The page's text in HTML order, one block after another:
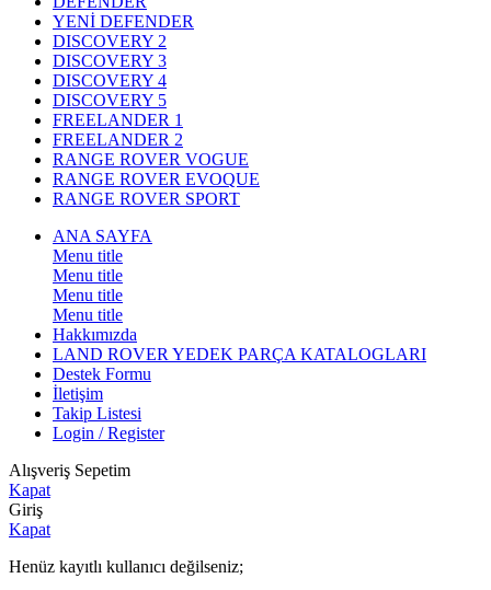
YENİ DEFENDER
DISCOVERY 2
DISCOVERY 3
DISCOVERY 4
DISCOVERY 5
FREELANDER 1
FREELANDER 2
RANGE ROVER VOGUE
RANGE ROVER EVOQUE
RANGE ROVER SPORT
ANA SAYFA
Menu title
Menu title
Menu title
Menu title
Hakkımızda
LAND ROVER YEDEK PARÇA KATALOGLARI
Destek Formu
İletişim
Takip Listesi
Login / Register
Alışveriş Sepetim
Kapat
Giriş
Kapat
Henüz kayıtlı kullanıcı değilseniz;